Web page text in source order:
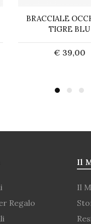
BRACCIALE
TIGRE BLU
€ 39,00
Regalo
Il
Il